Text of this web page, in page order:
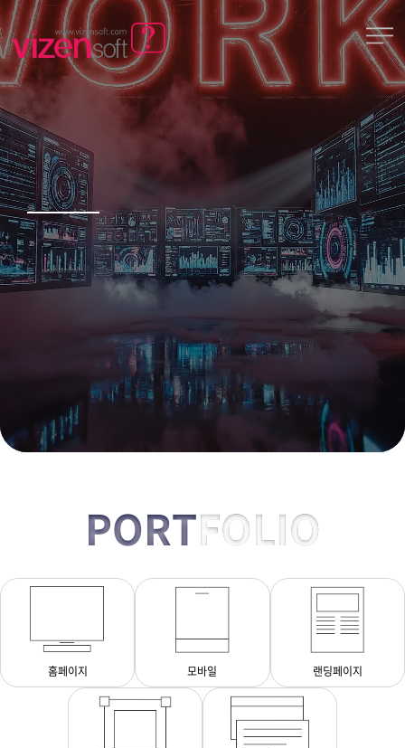
PORTFOLIO
홈페이지 모바일 랜딩페이지